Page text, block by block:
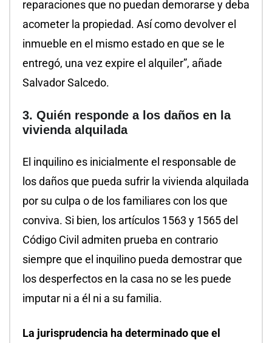
reparaciones que no puedan demorarse y deba
acometer la propiedad. Así como devolver el
inmueble en el mismo estado en que se le
entregó, una vez expire el alquiler”, añade
Salvador Salcedo.
3. Quién responde a los daños en la
vivienda alquilada
El inquilino es inicialmente el responsable de
los daños que pueda sufrir la vivienda alquilada
por su culpa o de los familiares con los que
conviva. Si bien, los artículos 1563 y 1565 del
Código Civil admiten prueba en contrario
siempre que el inquilino pueda demostrar que
los desperfectos en la casa no se les puede
imputar ni a él ni a su familia.
La jurisprudencia ha determinado que el